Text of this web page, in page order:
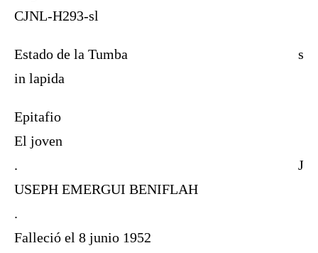
CJNL-H293-sl
Estado de la Tumba
s
in lapida
Epitafio
El joven
.
J
USEPH EMERGUI BENIFLAH
.
Falleció el 8 junio 1952